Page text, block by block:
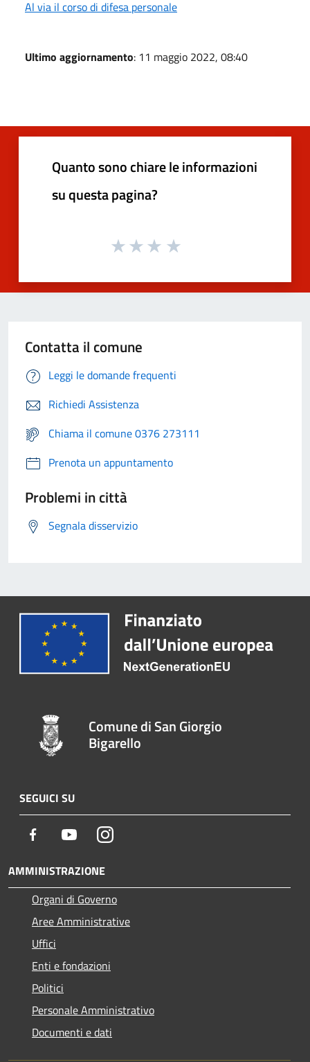
Al via il corso di difesa personale
Ultimo aggiornamento: 11 maggio 2022, 08:40
Quanto sono chiare le informazioni
su questa pagina?
Contatta il comune
Leggi le domande frequenti
Richiedi Assistenza
Chiama il comune 0376 273111
Prenota un appuntamento
Problemi in città
Segnala disservizio
Comune di San Giorgio
Bigarello
SEGUICI SU
Facebook YoutubeInstagram
AMMINISTRAZIONE
Organi di Governo
Aree Amministrative
Uffici
Enti e fondazioni
Politici
Personale Amministrativo
Documenti e dati